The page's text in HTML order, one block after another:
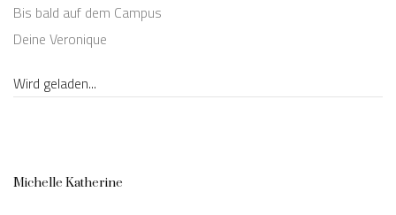
Bis bald auf dem Campus
Deine Veronique
Wird geladen...
Michelle Katherine